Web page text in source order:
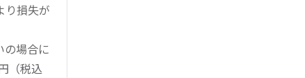
り損失が
の場合に
（税込